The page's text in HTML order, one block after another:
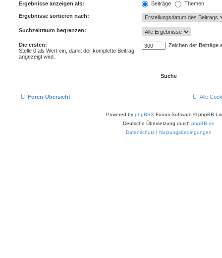
Ergebnisse anzeigen als: Beiträge Themen
Ergebnisse sortieren nach:
Suchzeitraum begrenzen:
Die ersten:
Stelle 0 als Wert ein, damit der komplette Beitrag
angezeigt wird.
Zeichen der Beiträge
Foren-Übersicht Alle
Powered by phpBB® Forum Software © phpBB
Deutsche Übersetzung durch phpBB.de
Datenschutz | Nutzungsbedingungen